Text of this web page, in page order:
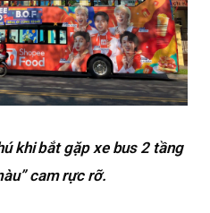
khi bắt gặp xe bus 2 tầng
cam rực rỡ.